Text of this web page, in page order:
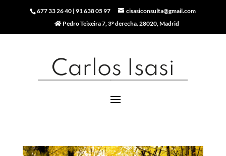
677 33 26 40 |91 638 05 97
cisasiconsulta@gmail.com
Pedro Teixeira 7, 3º derecha. 28020, Madrid